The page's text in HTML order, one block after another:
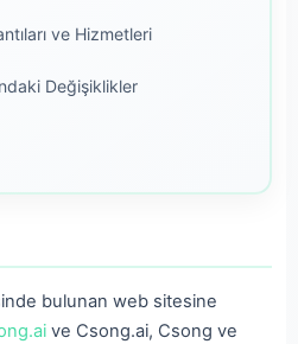
ve Hizmetleri
Değişiklikler
bulunan web sitesine
ve Csong.ai, Csong ve